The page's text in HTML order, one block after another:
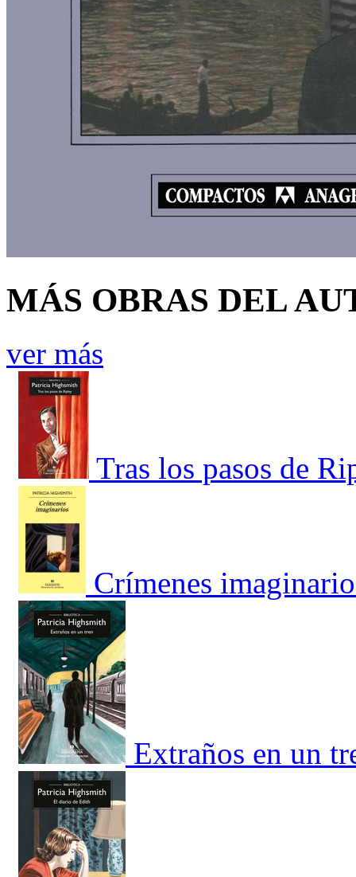
MÁS OBRAS DEL
ver más
Tras los pasos de
Crímenes
Extraños en un